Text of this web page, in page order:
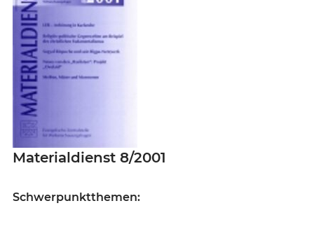
Materialdienst 8/2001
Schwerpunktthemen: